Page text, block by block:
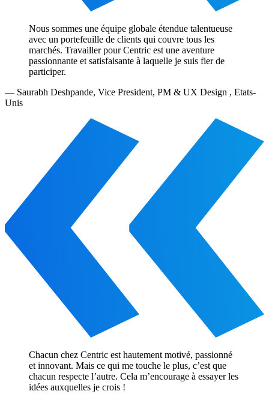
Nous sommes une équipe globale étendue talentueuse
avec un portefeuille de clients qui couvre tous les
marchés. Travailler pour Centric est une aventure
passionnante et satisfaisante à laquelle je suis fier de
participer.
— Saurabh Deshpande, Vice President, PM & UX Design , Etats-
Unis
Chacun chez Centric est hautement motivé, passionné
et innovant. Mais ce qui me touche le plus, c’est que
chacun respecte l’autre. Cela m’encourage à essayer les
idées auxquelles je crois !